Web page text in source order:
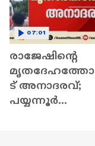
രാജേഷിന്റെ
മൃതദേഹത്തോ
ട് അനാദരവ്;
പയ്യന്നൂര്‍
07:01